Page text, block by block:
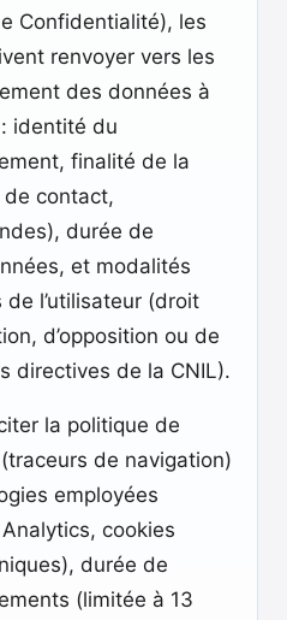
Confidentialité), les
renvoyer vers les
des données à
identité du
finalité de la
contact,
durée de
et modalités
de l’utilisateur (droit
d’opposition ou de
directives de la CNIL).
la politique de
de navigation)
employées
cookies
durée de
(limitée à 13